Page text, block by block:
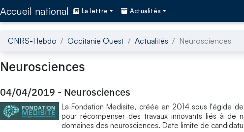
Accueil national La lettre Actualités
CNRS-Hebdo Occitanie Ouest Actualités Neurosciences
Neurosciences
04/04/2019 - Neurosciences
La Fondation Medisite, créée en 2014 sous l'égide
pour récompenser des travaux innovants liés à de
domaines des neurosciences. Date limite de